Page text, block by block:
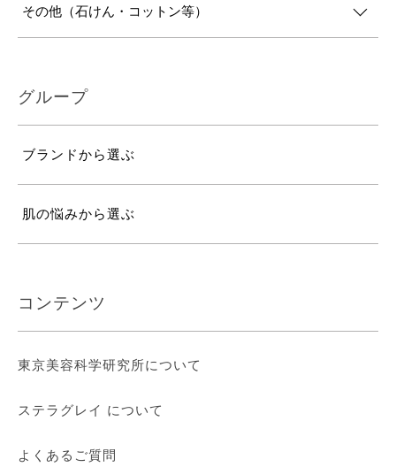
その他（石けん・コットン等）
グループ
ブランドから選ぶ
肌の悩みから選ぶ
コンテンツ
東京美容科学研究所について
ステラグレイ について
よくあるご質問